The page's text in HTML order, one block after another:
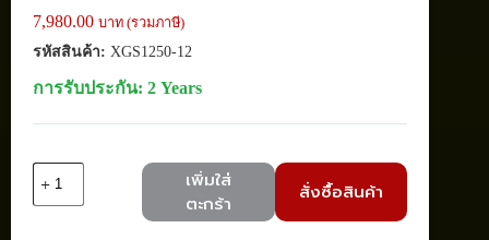
7,980.00 บาท (รวมภาษี)
รหัสสินค้า: XGS1250-12
การรับประกัน: 2 Years
จำนวน
เพิ่มใส่
ตะกร้า
สั่งซื้อสินค้า